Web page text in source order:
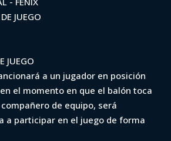
JUEGO
JUEGO
a un jugador en posición
el momento en que el balón toca
de equipo, será
a participar en el juego de forma